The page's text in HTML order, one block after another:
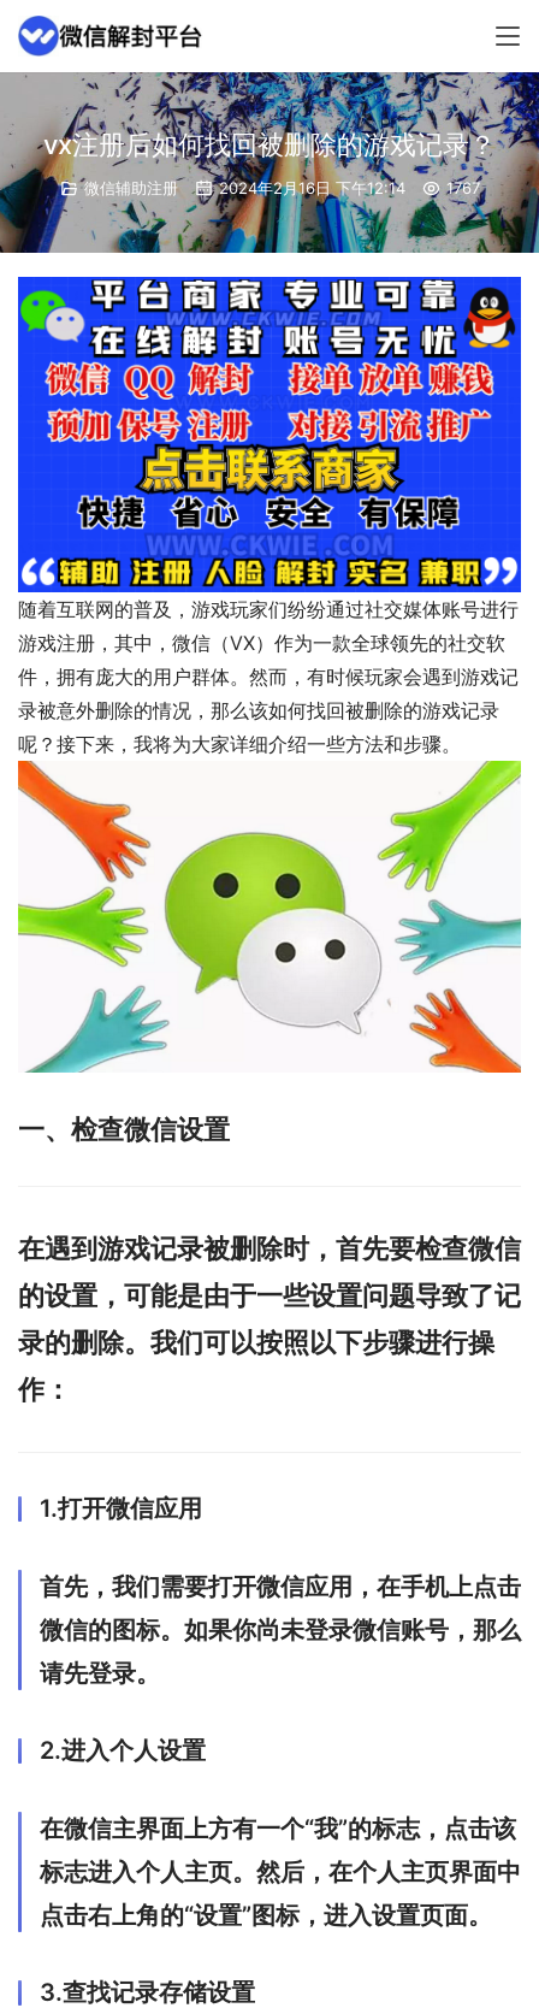
vx注册后如何找回被删除的游戏记录？
微信辅助注册 2024年2月16日 下午12:14 1767
随着互联网的普及，游戏玩家们纷纷通过社交媒体账号进行
游戏注册，其中，微信（VX）作为一款全球领先的社交软
件，拥有庞大的用户群体。然而，有时候玩家会遇到游戏记
录被意外删除的情况，那么该如何找回被删除的游戏记录
呢？接下来，我将为大家详细介绍一些方法和步骤。
一、检查微信设置
在遇到游戏记录被删除时，首先要检查微信
的设置，可能是由于一些设置问题导致了记
录的删除。我们可以按照以下步骤进行操
作：
1.打开微信应用
首先，我们需要打开微信应用，在手机上点击
微信的图标。如果你尚未登录微信账号，那么
请先登录。
2.进入个人设置
在微信主界面上方有一个“我”的标志，点击该
标志进入个人主页。然后，在个人主页界面中
点击右上角的“设置”图标，进入设置页面。
3.查找记录存储设置